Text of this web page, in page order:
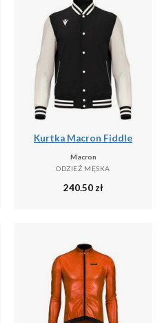
Kurtka Macron Fiddle
Macron
ODZIEŻ MĘSKA
240.50 zł